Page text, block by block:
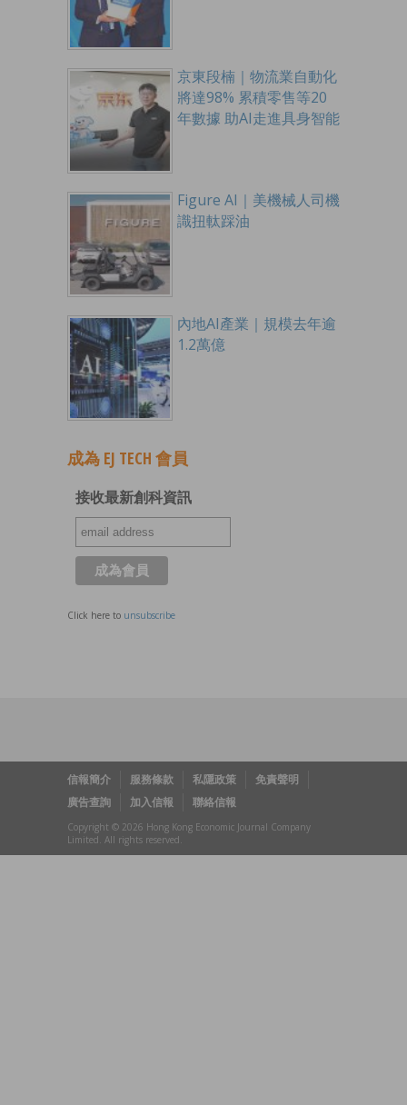
京東段楠｜物流業自動化
將達98% 累積零售等20
年數據 助AI走進具身智能
Figure AI｜美機械人司機
識扭軚踩油
內地AI產業｜規模去年逾
1.2萬億
成為 EJ TECH 會員
接收最新創科資訊
Click here to unsubscribe
信報簡介 服務條款 私隱政策
免責聲明
廣告查詢
加入信報 聯絡信報
Copyright © 2026 Hong Kong Economic Journal Company
Limited. All rights reserved.